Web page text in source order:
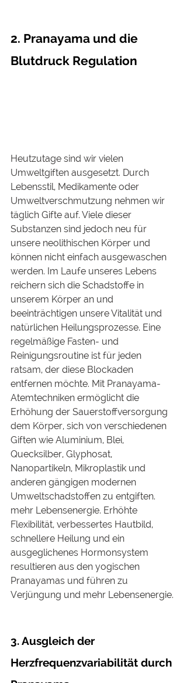
2. Pranayama und die
Blutdruck Regulation
Heutzutage sind wir vielen
Umweltgiften ausgesetzt. Durch
Lebensstil, Medikamente oder
Umweltverschmutzung nehmen wir
täglich Gifte auf. Viele dieser
Substanzen sind jedoch neu für
unsere neolithischen Körper und
können nicht einfach ausgewaschen
werden. Im Laufe unseres Lebens
reichern sich die Schadstoffe in
unserem Körper an und
beeinträchtigen unsere Vitalität und
natürlichen Heilungsprozesse. Eine
regelmäßige Fasten- und
Reinigungsroutine ist für jeden
ratsam, der diese Blockaden
entfernen möchte. Mit Pranayama-
Atemtechniken ermöglicht die
Erhöhung der Sauerstoffversorgung
dem Körper, sich von verschiedenen
Giften wie Aluminium, Blei,
Quecksilber, Glyphosat,
Nanopartikeln, Mikroplastik und
anderen gängigen modernen
Umweltschadstoffen zu entgiften.
mehr Lebensenergie. Erhöhte
Flexibilität, verbessertes Hautbild,
schnellere Heilung und ein
ausgeglichenes Hormonsystem
resultieren aus den yogischen
Pranayamas und führen zu
Verjüngung und mehr Lebensenergie.
3. Ausgleich der
Herzfrequenzvariabilität durch